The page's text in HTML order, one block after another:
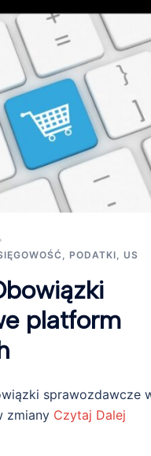
PODATKI US
platform
sprawozdawcze
zmiany Czytaj Dalej